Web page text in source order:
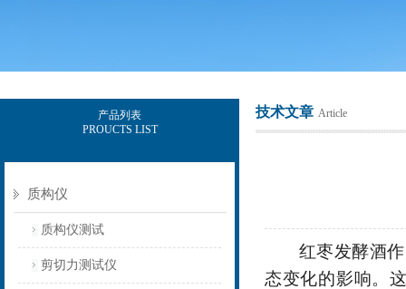
产品列表
PROUCTS LIST
质构仪
质构仪测试
剪切力测试仪
技术文章 Article
红枣发酵酒
态变化的影响。